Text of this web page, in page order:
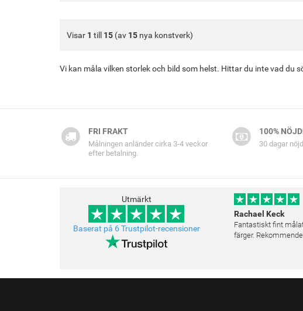
Visar 1 till 15 (av 15 nya konstverk)
Vi kan måla vilken storlek och bild som helst. Hittar du inte vad du
FRI FRAKT
Målningen anländer cirka 3-4 veckor
efter betalning.
100%
30 dagar
Utmärkt
Baserat på 6 Trustpilot-recensioner
Rachael Keck
Fantastiskt fint
färger.